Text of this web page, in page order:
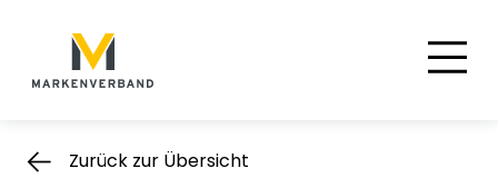
Hauptnavigation
Zurück zur Übersicht